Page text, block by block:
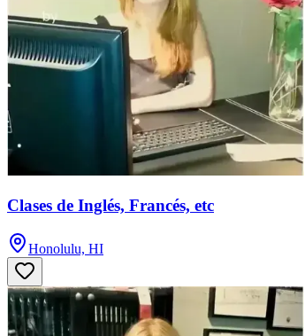
Clases de Inglés, Francés, etc
Honolulu, HI